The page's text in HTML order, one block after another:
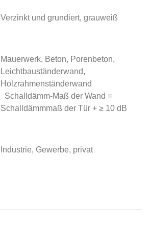
Verzinkt und grundiert, grauweiß
Mauerwerk, Beton, Porenbeton,
Leichtbauständerwand,
Holzrahmenständerwand
Schalldämm-Maß der Wand =
Schalldämmmaß der Tür + ≥ 10 dB
Industrie, Gewerbe, privat